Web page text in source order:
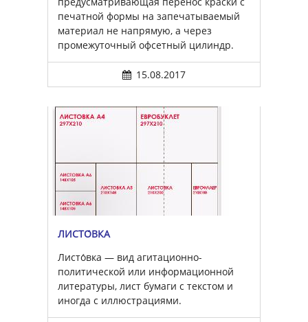
печатной формы на запечатываемый
материал не напрямую, а через
промежуточный офсетный цилиндр.
15.08.2017
ЛИСТО́ВКА
Листо́вка — вид агитационно-
политической или информационной
литературы, лист бумаги с текстом и
иногда с иллюстрациями.